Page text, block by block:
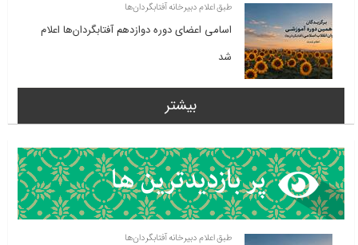
طبق اعلام دبیرخانه آفتابگردان‌ها
اسامی اعضای دوره دوازدهم آفتابگردان‌ها اعلام
شد
بیشتر
طبق اعلام دبیرخانه آفتابگردان‌ها